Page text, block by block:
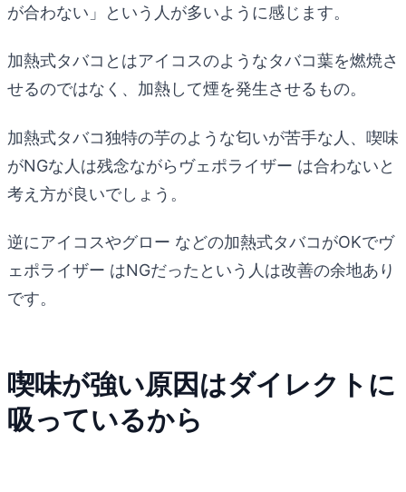
が合わない」という人が多いように感じます。
加熱式タバコとはアイコスのようなタバコ葉を燃焼さ
せるのではなく、加熱して煙を発生させるもの。
加熱式タバコ独特の芋のような匂いが苦手な人、喫味
がNGな人は残念ながらヴェポライザー は合わないと
考え方が良いでしょう。
逆にアイコスやグロー などの加熱式タバコがOKでヴ
ェポライザー はNGだったという人は改善の余地あり
です。
喫味が強い原因はダイレクトに
吸っているから